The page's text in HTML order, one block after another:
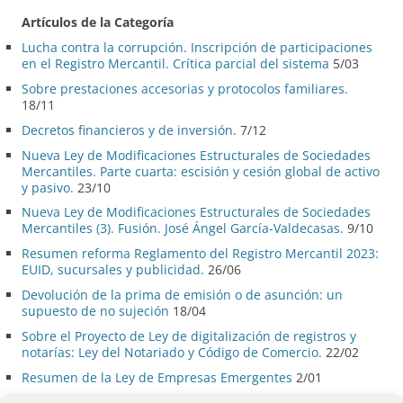
Artículos de la Categoría
Lucha contra la corrupción. Inscripción de participaciones
en el Registro Mercantil. Crítica parcial del sistema 5/03
Sobre prestaciones accesorias y protocolos familiares.
18/11
Decretos financieros y de inversión. 7/12
Nueva Ley de Modificaciones Estructurales de Sociedades
Mercantiles. Parte cuarta: escisión y cesión global de activo
y pasivo. 23/10
Nueva Ley de Modificaciones Estructurales de Sociedades
Mercantiles (3). Fusión. José Ángel García-Valdecasas. 9/10
Resumen reforma Reglamento del Registro Mercantil 2023:
EUID, sucursales y publicidad. 26/06
Devolución de la prima de emisión o de asunción: un
supuesto de no sujeción 18/04
Sobre el Proyecto de Ley de digitalización de registros y
notarías: Ley del Notariado y Código de Comercio. 22/02
Resumen de la Ley de Empresas Emergentes 2/01